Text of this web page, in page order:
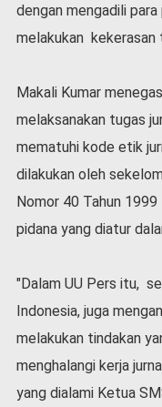
C
o
d
-
9
N
a
i
a
l
dengan mengadili
melakukan kekerasan
Makali Kumar
melaksanakan tugas
mematuhi kode etik
dilakukan oleh
Nomor 40 Tahun
pidana yang diatur
"Dalam UU Pers itu,
Indonesia, juga
melakukan tindakan
menghalangi kerja
yang dialami Ketua